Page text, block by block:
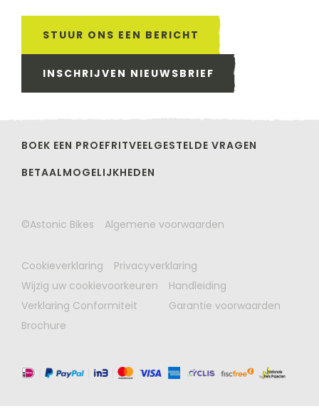
STUUR ONS EEN BERICHT
INSCHRIJVEN NIEUWSBRIEF
BOEK EEN PROEFRITVEELGESTELDE VRAGEN
BETAALMOGELIJKHEDEN
©Astonic Bikes Algemene voorwaarden
Cookieverklaring
Privacyverklaring
Wijzig uw cookievoorkeuren
Verklaring Conformiteit
Handleiding
Garantie voorwaarden
Brochure